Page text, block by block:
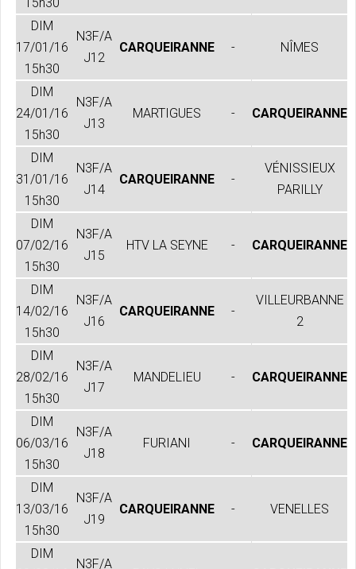
15h30
DIM
17/01/16
15h30
N3F/A
J12
CARQUEIRANNE - NÎMES
DIM
24/01/16
15h30
N3F/A
J13
MARTIGUES - CARQUEIRANNE
DIM
31/01/16
15h30
N3F/A
J14
CARQUEIRANNE -
VÉNISSIEUX
PARILLY
DIM
07/02/16
15h30
N3F/A
J15
HTV LA SEYNE - CARQUEIRANNE
DIM
14/02/16
15h30
N3F/A
J16
CARQUEIRANNE -
VILLEURBANNE
2
DIM
28/02/16
15h30
N3F/A
J17
MANDELIEU - CARQUEIRANNE
DIM
06/03/16
15h30
N3F/A
J18
FURIANI - CARQUEIRANNE
DIM
13/03/16
15h30
N3F/A
J19
CARQUEIRANNE - VENELLES
DIM
N3F/A